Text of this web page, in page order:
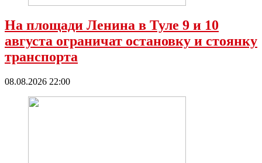
На площади Ленина в Туле 9 и 10
августа ограничат остановку и стоянку
транспорта
08.08.2026 22:00